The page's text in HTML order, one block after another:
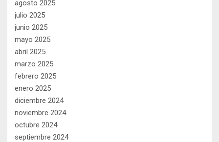
agosto 2025
julio 2025
junio 2025
mayo 2025
abril 2025
marzo 2025
febrero 2025
enero 2025
diciembre 2024
noviembre 2024
octubre 2024
septiembre 2024